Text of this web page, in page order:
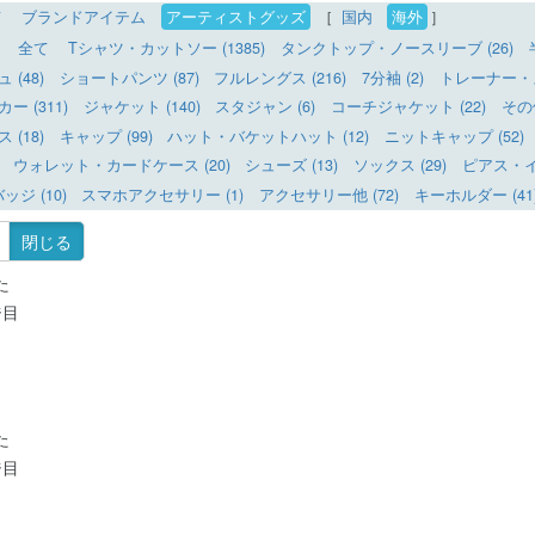
ブランドアイテム アーティストグッズ ［ 国内 海外 ］
全て
Tシャツ・カットソー (1385) タンクトップ・ノースリーブ (26)
(48)
ショートパンツ (87) フルレングス (216) 7分袖 (2)
トレーナー
ー (311)
ジャケット (140) スタジャン (6) コーチジャケット (22)
そ
(18)
キャップ (99) ハット・バケットハット (12)
ニットキャップ (52)
ウォレット・カードケース (20)
シューズ (13) ソックス (29)
ピアス・
ッジ (10)
スマホアクセサリー (1) アクセサリー他 (72) キーホルダー
閉じる